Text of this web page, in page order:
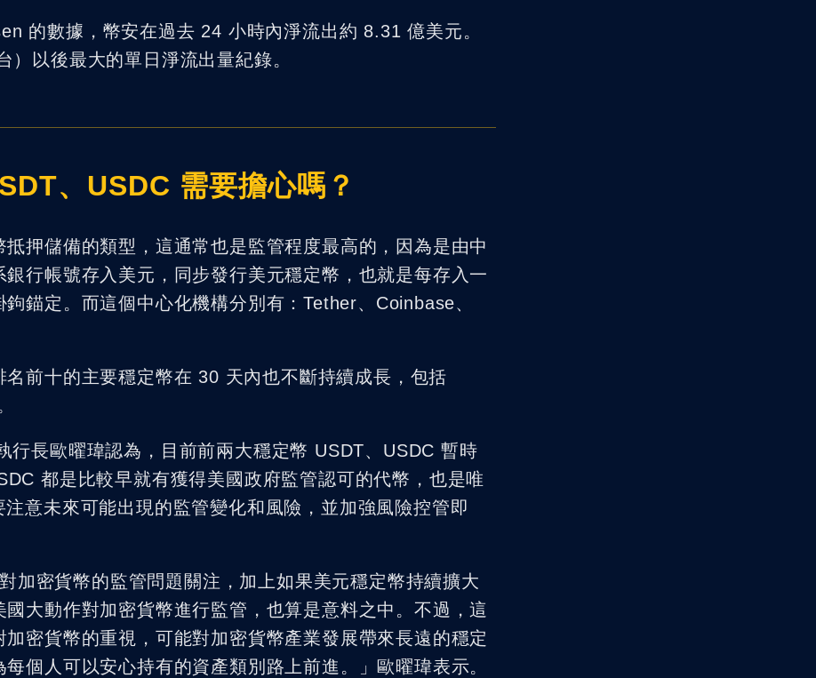
的數據，幣安在過去 24 小時內淨流出約 8.31 億美元。
以後最大的單日淨流出量紀錄。
、USDC 需要擔心嗎？
押儲備的類型，這通常也是監管程度最高的，因為是由中
行帳號存入美元，同步發行美元穩定幣，也就是每存入一
錨定。而這個中心化機構分別有：Tether、Coinbase、
前十的主要穩定幣在 30 天內也不斷持續成長，包括
行長歐曜瑋認為，目前前兩大穩定幣 USDT、USDC 暫時
都是比較早就有獲得美國政府監管認可的代幣，也是唯
意未來可能出現的監管變化和風險，並加強風險控管即
對加密貨幣的監管問題關注，加上如果美元穩定幣持續擴大
大動作對加密貨幣進行監管，也算是意料之中。不過，這
密貨幣的重視，可能對加密貨幣產業發展帶來長遠的穩定
個人可以安心持有的資產類別路上前進。」歐曜瑋表示。